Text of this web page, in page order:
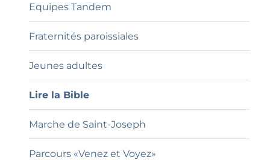
Equipes Tandem
Fraternités paroissiales
Jeunes adultes
Lire la Bible
Marche de Saint-Joseph
Parcours «Venez et Voyez»